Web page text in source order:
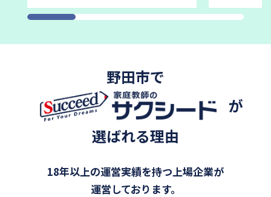
野田市で
が
選ばれる理由
18年以上の運営実績を持つ上場企業が
運営しております。